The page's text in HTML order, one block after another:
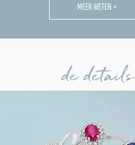
MEER WETEN >
de details